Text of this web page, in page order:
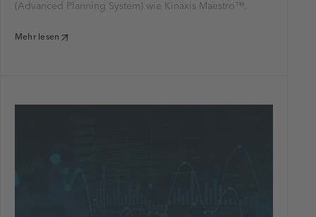
(Advanced Planning System) wie Kinaxis Maestro™.
Mehr lesen